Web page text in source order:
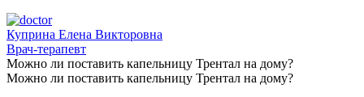
Куприна Елена Викторовна
Врач-терапевт
Можно ли поставить капельницу Трентал на дому?
Можно ли поставить капельницу Трентал на дому?